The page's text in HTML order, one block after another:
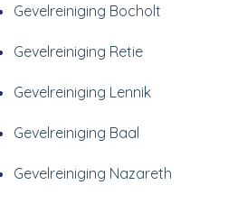
Gevelreiniging Bocholt
Gevelreiniging Retie
Gevelreiniging Lennik
Gevelreiniging Baal
Gevelreiniging Nazareth